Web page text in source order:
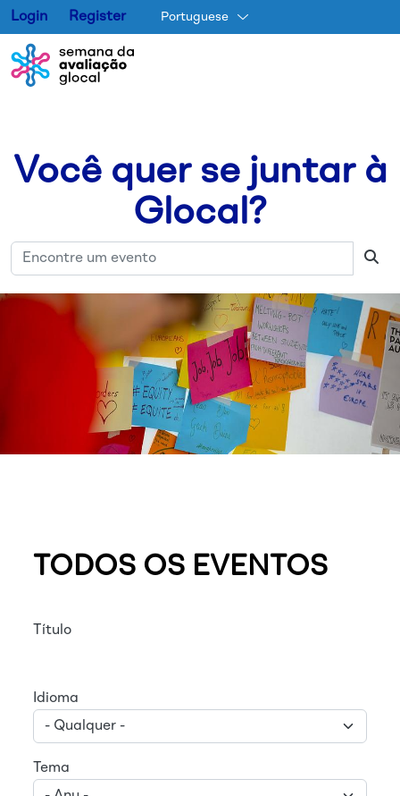
Login Register Portuguese
Você quer se juntar à
Glocal?
TODOS OS EVENTOS
Título
Idioma
Tema